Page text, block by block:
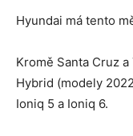
Hyundai má tento
Kromě Santa Cruz
Hybrid (modely
Ioniq 5 a Ioniq 6.